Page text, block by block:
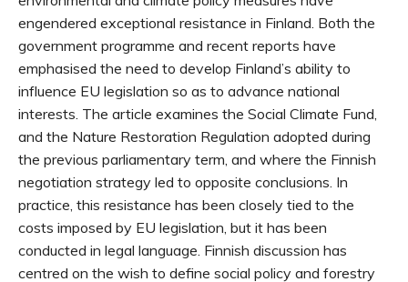
engendered exceptional resistance in Finland. Both the
government programme and recent reports have
emphasised the need to develop Finland’s ability to
influence EU legislation so as to advance national
interests. The article examines the Social Climate Fund,
and the Nature Restoration Regulation adopted during
the previous parliamentary term, and where the Finnish
negotiation strategy led to opposite conclusions. In
practice, this resistance has been closely tied to the
costs imposed by EU legislation, but it has been
conducted in legal language. Finnish discussion has
centred on the wish to define social policy and forestry